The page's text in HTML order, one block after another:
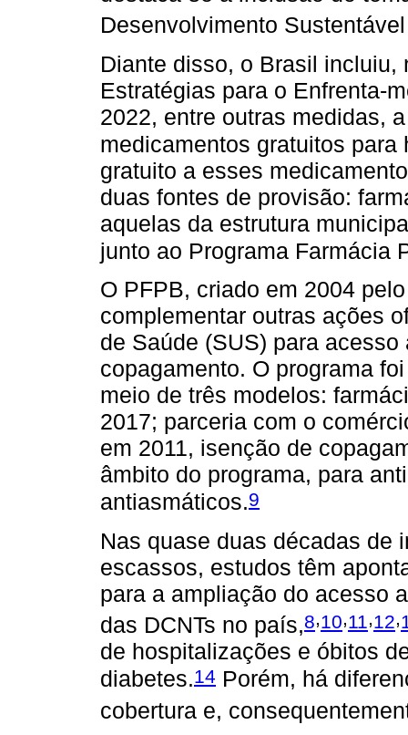
Desenvolvimento
Diante disso, o Brasil
Estratégias para o Enfrenta-
2022, entre outras medidas,
medicamentos gratuitos para
gratuito a esses
duas fontes de provisão:
aquelas da estrutura
junto ao Programa Farmácia
O PFPB, criado em 2004
complementar outras ações
de Saúde (SUS) para
copagamento. O programa
meio de três modelos:
2017; parceria com o
em 2011, isenção de
âmbito do programa, para
antiasmáticos.9
Nas quase duas décadas de
escassos, estudos têm
para a ampliação do acesso
das DCNTs no país,8,10,11,12,
de hospitalizações e óbitos
diabetes.14 Porém, há
cobertura e,